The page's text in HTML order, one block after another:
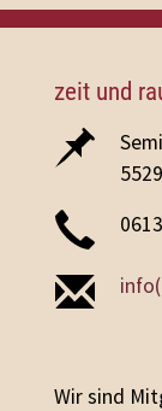
zeit und
Wir sind